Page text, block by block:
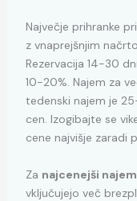
Največje prihranke pri
z vnaprejšnjim
Rezervacija 14-30
10-20%. Najem za
tedenski najem je
cen. Izogibajte se
cene najvišje zaradi
Za najcenejši
vključujejo več